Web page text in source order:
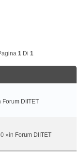
1 Di 1
Forum DIITET
»in Forum DIITET